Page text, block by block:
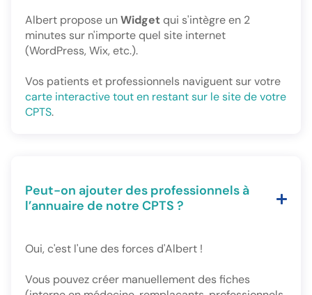
Albert propose unWidget qui s'intègre en 2
minutes sur n'importe quel site internet
(WordPress, Wix, etc.).
Vos patients et professionnels naviguent sur votre
carte interactive tout en restant sur le site de votre
CPTS.
Peut-on ajouter des professionnels à
l’annuaire de notre CPTS ?
Oui, c'est l'une des forces d'Albert !
Vous pouvez créer manuellement des fiches